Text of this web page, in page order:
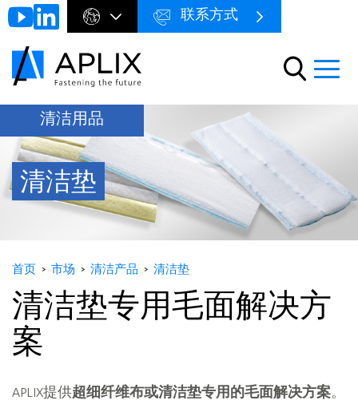
Go to
main
Menu
Menu
preheader
联系方式
清洁用品
清洁垫
首页 市场 清洁产品 清洁垫
清洁垫专用毛面解决方
案
APLIX提供超细纤维布或清洁垫专用的毛面解决方案。